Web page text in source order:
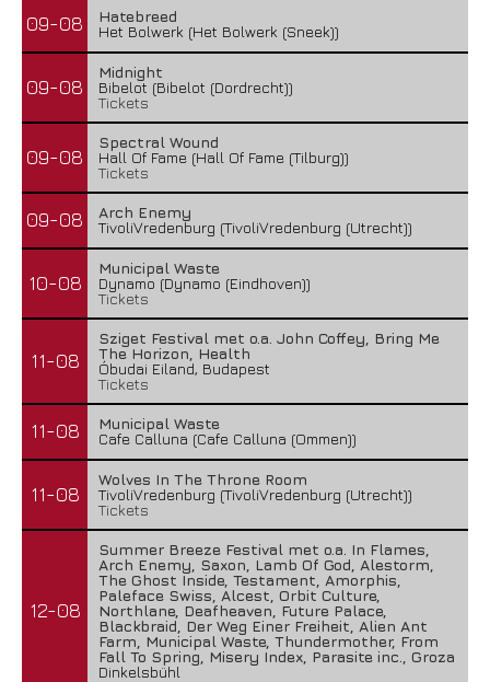
09-08
Hatebreed
Het Bolwerk (Het Bolwerk (Sneek))
09-08
Midnight
Bibelot (Bibelot (Dordrecht))
Tickets
09-08
Spectral Wound
Hall Of Fame (Hall Of Fame (Tilburg))
Tickets
09-08
Arch Enemy
TivoliVredenburg (TivoliVredenburg (Utrecht))
10-08
Municipal Waste
Dynamo (Dynamo (Eindhoven))
Tickets
11-08
Sziget Festival met o.a. John Coffey, Bring Me
The Horizon, Health
Óbudai Eiland, Budapest
Tickets
11-08
Municipal Waste
Cafe Calluna (Cafe Calluna (Ommen))
11-08
Wolves In The Throne Room
TivoliVredenburg (TivoliVredenburg (Utrecht))
Tickets
12-08
Summer Breeze Festival met o.a. In Flames,
Arch Enemy, Saxon, Lamb Of God, Alestorm,
The Ghost Inside, Testament, Amorphis,
Paleface Swiss, Alcest, Orbit Culture,
Northlane, Deafheaven, Future Palace,
Blackbraid, Der Weg Einer Freiheit, Alien Ant
Farm, Municipal Waste, Thundermother, From
Fall To Spring, Misery Index, Parasite inc., Groza
Dinkelsbühl